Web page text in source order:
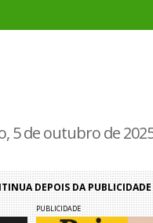
5 de outubro de
DEPOIS DA PUBLICIDADE
PUBLICIDADE